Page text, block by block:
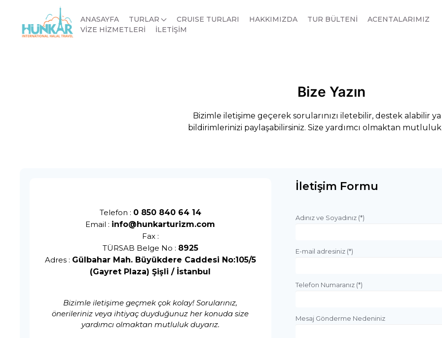
ANASAYFA TURLAR CRUISE TURLARI HAKKIMIZDA TUR BÜLTENİ
ACENTALARIMIZ
VİZE HİZMETLERİ
İLETİŞİM
Bize Yazın
Bizimle iletişime geçerek sorularınızı iletebilir, destek alabilir
bildirimlerinizi paylaşabilirsiniz. Size yardımcı olmaktan mutluluk
Telefon : 0 850 840 64 14
Email : info@hunkarturizm.com
Fax :
TÜRSAB Belge No : 8925
Adres : Gülbahar Mah. Büyükdere Caddesi No:105/5
(Gayret Plaza) Şişli / İstanbul
Bizimle iletişime geçmek çok kolay! Sorularınız,
önerileriniz veya ihtiyaç duyduğunuz her konuda size
yardımcı olmaktan mutluluk duyarız.
İletişim Formu
Adınız ve Soyadınız (*)
E-mail adresiniz (*)
Telefon Numaranız (*)
Mesaj Gönderme Nedeniniz